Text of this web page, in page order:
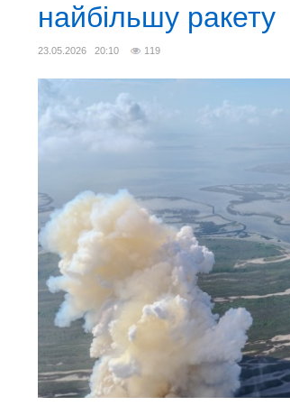
найбільшу ракету
23.05.2026 20:10 119